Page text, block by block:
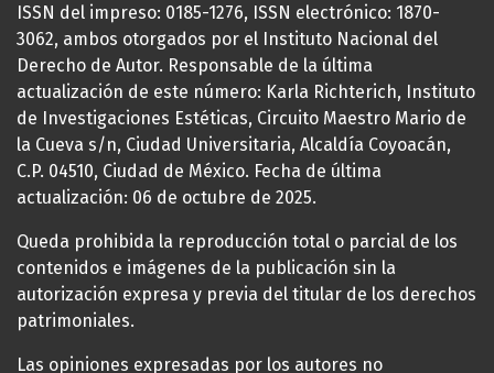
ISSN del impreso: 0185-1276, ISSN electrónico: 1870-
3062, ambos otorgados por el Instituto Nacional del
Derecho de Autor. Responsable de la última
actualización de este número: Karla Richterich, Instituto
de Investigaciones Estéticas, Circuito Maestro Mario de
la Cueva s/n, Ciudad Universitaria, Alcaldía Coyoacán,
C.P. 04510, Ciudad de México. Fecha de última
actualización: 06 de octubre de 2025.
Queda prohibida la reproducción total o parcial de los
contenidos e imágenes de la publicación sin la
autorización expresa y previa del titular de los derechos
patrimoniales.
Las opiniones expresadas por los autores no